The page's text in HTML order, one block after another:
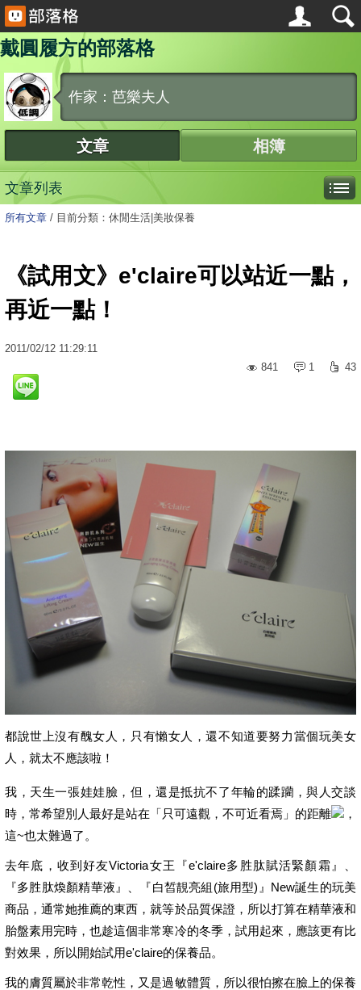
戴圓履方的部落格
作家：芭樂夫人
文章 相簿
文章列表
所有文章 / 目前分類：休閒生活|美妝保養
《試用文》e'claire可以站近一點，
再近一點！
2011/02/12 11:29:11
841
1 43
都說世上沒有醜女人，只有懶女人，還不知道要努力當個玩美女
人，就太不應該啦！
我，天生一張娃娃臉，但，還是抵抗不了年輪的蹂躪，與人交談
時，常希望別人最好是站在「只可遠觀，不可近看焉」的距離
，
這~也太難過了。
去年底，收到好友Victoria女王『e'claire多胜肽賦活緊顏霜』、
『多胜肽煥顏精華液』、『白皙靚亮組(旅用型)』New誕生的玩美
商品，通常她推薦的東西，就等於品質保證，所以打算在精華液和
胎盤素用完時，也趁這個非常寒冷的冬季，試用起來，應該更有比
對效果，所以開始試用e'claire的保養品。
我的膚質屬於非常乾性，又是過敏體質，所以很怕擦在臉上的保養